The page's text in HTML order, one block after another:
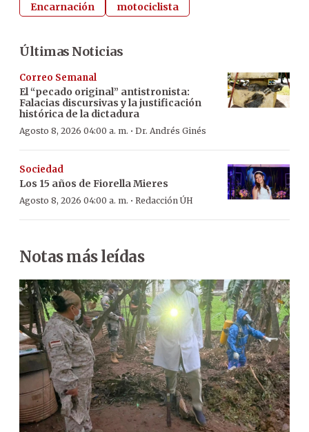
Encarnación motociclista
Últimas Noticias
Correo Semanal
El “pecado original” antistronista:
Falacias discursivas y la justificación
histórica de la dictadura
Agosto 8, 2026 04:00 a. m. · Dr. Andrés Ginés
Sociedad
Los 15 años de Fiorella Mieres
Agosto 8, 2026 04:00 a. m. · Redacción ÚH
Notas más leídas